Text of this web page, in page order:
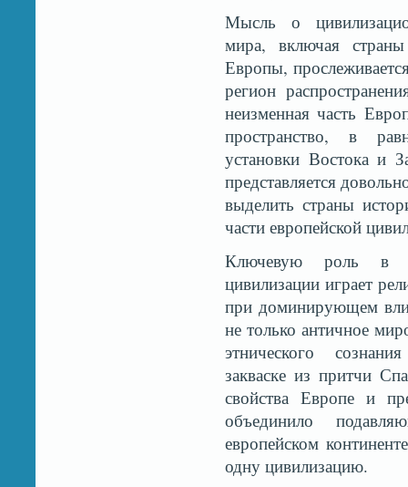
Мысль о
мира, включая
Европы,
регион
неизменная часть
пространство, в
установки Востока и
представляется
выделить страны
части европейской
Ключевую роль в
цивилизации играет
при доминирующем
не только античное
этнического
закваске из притчи
свойства Европе и
объединило
европейском
одну цивилизацию.